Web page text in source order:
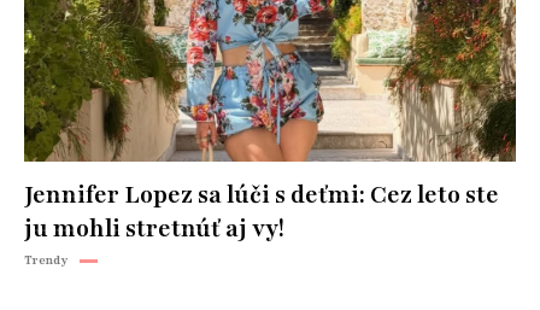
Jennifer Lopez sa lúči s deťmi: Cez leto ste
ju mohli stretnúť aj vy!
Trendy